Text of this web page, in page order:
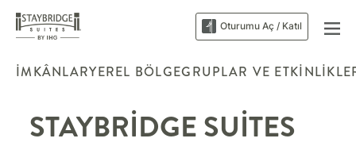
Oturumu Aç / Katıl
İMKÂNLARYEREL BÖLGEGRUPLAR VE
STAYBRIDGE SUITES